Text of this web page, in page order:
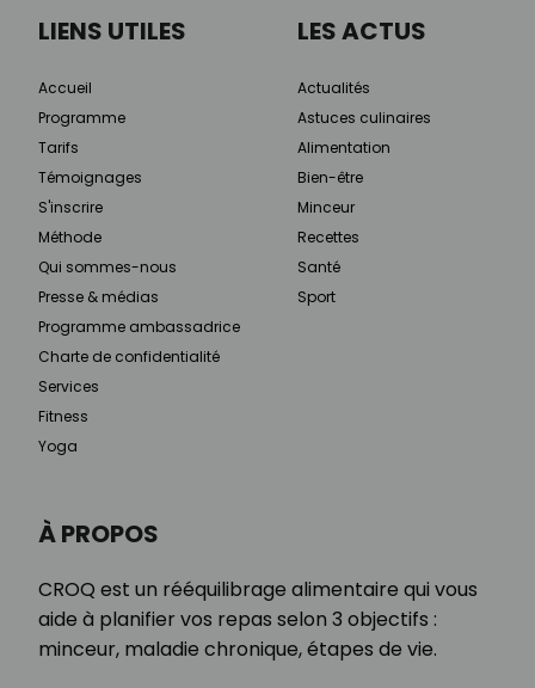
À PROPOS
CROQ est un rééquilibrage alimentaire qui vous
aide à planifier vos repas selon 3 objectifs :
minceur, maladie chronique, étapes de vie.
LIENS UTILES
Accueil
Programme
Tarifs
Témoignages
S'inscrire
Méthode
Qui sommes-nous
Presse & médias
Programme ambassadrice
Charte de confidentialité
Services
Fitness
Yoga
LES ACTUS
Actualités
Astuces culinaires
Alimentation
Bien-être
Minceur
Recettes
Santé
Sport